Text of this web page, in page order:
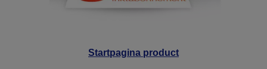
Startpagina product